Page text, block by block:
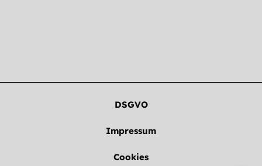
DSGVO
Impressum
Cookies